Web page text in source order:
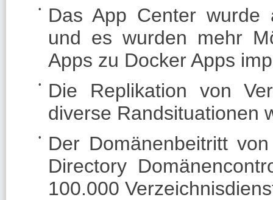
Das App Center wurde
und es wurden mehr
Apps zu Docker Apps
Die Replikation von
diverse Randsituationen
Der Domänenbeitritt
Directory
100.000